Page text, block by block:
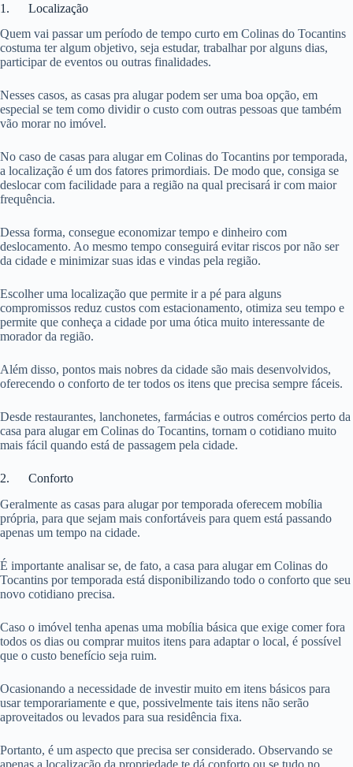
1. Localização
Quem vai passar um período de tempo curto em Colinas do Tocantins
costuma ter algum objetivo, seja estudar, trabalhar por alguns dias,
participar de eventos ou outras finalidades.
Nesses casos, as casas pra alugar podem ser uma boa opção, em
especial se tem como dividir o custo com outras pessoas que também
vão morar no imóvel.
No caso de casas para alugar em Colinas do Tocantins por temporada,
a localização é um dos fatores primordiais. De modo que, consiga se
deslocar com facilidade para a região na qual precisará ir com maior
frequência.
Dessa forma, consegue economizar tempo e dinheiro com
deslocamento. Ao mesmo tempo conseguirá evitar riscos por não ser
da cidade e minimizar suas idas e vindas pela região.
Escolher uma localização que permite ir a pé para alguns
compromissos reduz custos com estacionamento, otimiza seu tempo e
permite que conheça a cidade por uma ótica muito interessante de
morador da região.
Além disso, pontos mais nobres da cidade são mais desenvolvidos,
oferecendo o conforto de ter todos os itens que precisa sempre fáceis.
Desde restaurantes, lanchonetes, farmácias e outros comércios perto da
casa para alugar em Colinas do Tocantins, tornam o cotidiano muito
mais fácil quando está de passagem pela cidade.
2. Conforto
Geralmente as casas para alugar por temporada oferecem mobília
própria, para que sejam mais confortáveis para quem está passando
apenas um tempo na cidade.
É importante analisar se, de fato, a casa para alugar em Colinas do
Tocantins por temporada está disponibilizando todo o conforto que seu
novo cotidiano precisa.
Caso o imóvel tenha apenas uma mobília básica que exige comer fora
todos os dias ou comprar muitos itens para adaptar o local, é possível
que o custo benefício seja ruim.
Ocasionando a necessidade de investir muito em itens básicos para
usar temporariamente e que, possivelmente tais itens não serão
aproveitados ou levados para sua residência fixa.
Portanto, é um aspecto que precisa ser considerado. Observando se